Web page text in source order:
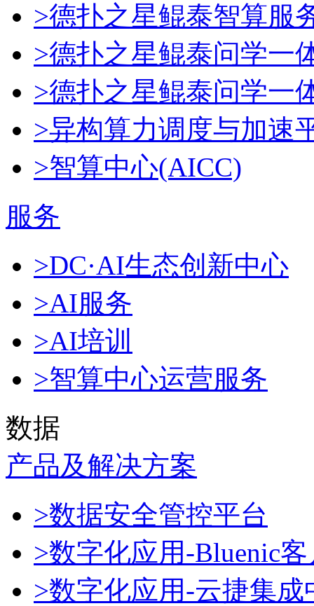
>德扑之星鲲泰智算服
>德扑之星鲲泰问学一
>德扑之星鲲泰问学一
>异构算力调度与加速
>智算中心(AICC)
服务
>DC·AI生态创新中心
>AI服务
>AI培训
>智算中心运营服务
数据
产品及解决方案
>数据安全管控平台
>数字化应用-Bluenic
>数字化应用-云捷集成